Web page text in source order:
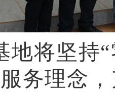
地将坚持“
务理念